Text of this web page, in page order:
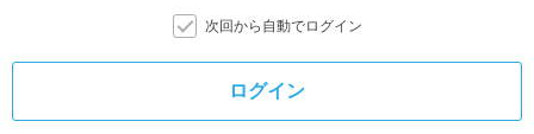
次回から自動でログイン
ログイン